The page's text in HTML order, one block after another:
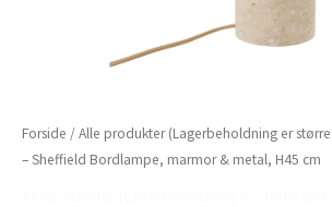
Forside /Alle produkter (Lagerbeholdning er
– Sheffield Bordlampe, marmor & metal, H45 cm